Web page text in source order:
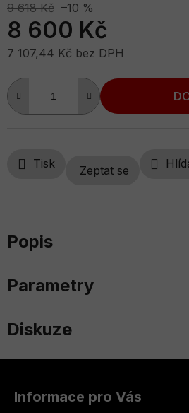
9 618 Kč –10 %
8 600 Kč
7 107,44 Kč bez DPH
Měrná cena:
Tisk Zeptat se
Popis
Parametry
Diskuze
Informace pro Vás